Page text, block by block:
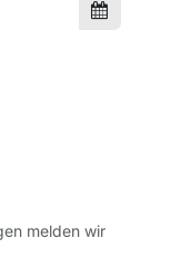
melden wir